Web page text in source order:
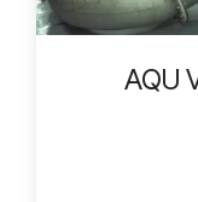
AQU